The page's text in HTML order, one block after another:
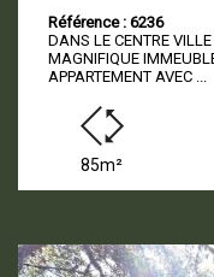
Référence : 6236
DANS LE CENTRE
MAGNIFIQUE
APPARTEMENT AVEC ...
85m²